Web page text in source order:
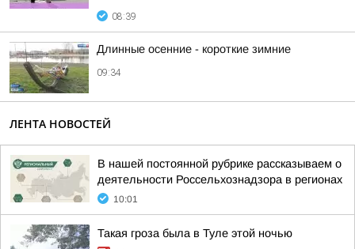
08:39
Длинные осенние - короткие зимние
09:34
ЛЕНТА НОВОСТЕЙ
В нашей постоянной рубрике рассказываем о
деятельности Россельхознадзора в регионах
10:01
Такая гроза была в Туле этой ночью